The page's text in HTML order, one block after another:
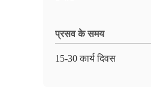
प्रसव के समय
15-30 कार्य दिवस